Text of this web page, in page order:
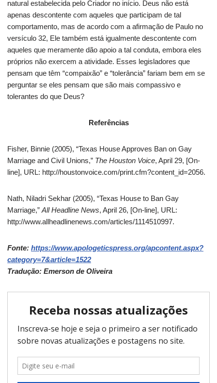
natural estabelecida pelo Criador no início. Deus não está
apenas descontente com aqueles que participam de tal
comportamento, mas de acordo com a afirmação de Paulo no
versículo 32, Ele também está igualmente descontente com
aqueles que meramente dão apoio a tal conduta, embora eles
próprios não exercem a atividade. Esses legisladores que
pensam que têm “compaixão” e “tolerância” fariam bem em se
perguntar se eles pensam que são mais compassivo e
tolerantes do que Deus?
Referências
Fisher, Binnie (2005), “Texas House Approves Ban on Gay
Marriage and Civil Unions,” The Houston Voice, April 29, [On-
line], URL: http://houstonvoice.com/print.cfm?content_id=2056.
Nath, Niladri Sekhar (2005), “Texas House to Ban Gay
Marriage,” All Headline News, April 26, [On-line], URL:
http://www.allheadlinenews.com/articles/1114510997.
Fonte: https://www.apologeticspress.org/apcontent.aspx?
category=7&article=1522
Tradução: Emerson de Oliveira